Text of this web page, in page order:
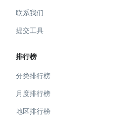
联系我们
提交工具
排行榜
分类排行榜
月度排行榜
地区排行榜